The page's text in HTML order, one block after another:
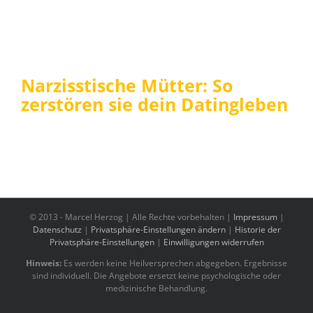
Narzisstische Mütter: So
zerstören sie dein Datingleben
© 2013 - Marcel Herzog | Alle Rechte vorbehalten | Impressum |
Datenschutz | Privatsphäre-Einstellungen ändern| Historie der
Privatsphäre-Einstellungen| Einwilligungen widerrufen
Hinweis: Es werden keine Heilversprechen abgegeben. Ergebnisse
sind individuell. Die Angebote ersetzt keine psychologische oder
medizinische Behandlung.